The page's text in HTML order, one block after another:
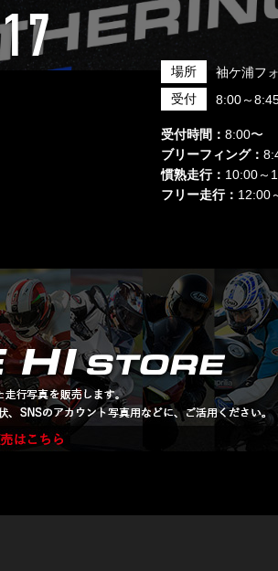
場所
袖ケ浦フ
受付
8:00～
受付時間： 8:00〜
ブリーフィング：
慣熟走行： 10:00～
フリー走行： 12:00